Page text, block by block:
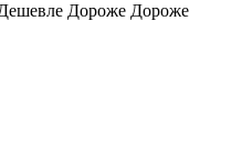
Дороже Дороже